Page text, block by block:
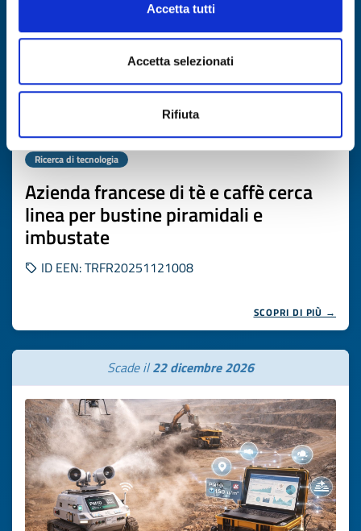
Accetta tutti
Accetta selezionati
Rifiuta
Ricerca di tecnologia
Azienda francese di tè e caffè cerca
linea per bustine piramidali e
imbustate
ID EEN: TRFR20251121008
SCOPRI DI PIÙ →
Scade il22 dicembre 2026